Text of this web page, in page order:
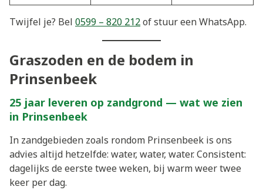
Twijfel je? Bel 0599 – 820 212of stuur een WhatsApp.
Graszoden en de bodem in
Prinsenbeek
25 jaar leveren op zandgrond — wat we zien
in Prinsenbeek
In zandgebieden zoals rondom Prinsenbeek is ons
advies altijd hetzelfde: water, water, water. Consistent:
dagelijks de eerste twee weken, bij warm weer twee
keer per dag.